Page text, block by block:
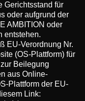
Gerichtsstand für
oder aufgrund der
AMBITION oder
entstehen.
EU-Verordnung Nr.
(OS-Plattform) für
Beilegung
aus Online-
Plattform der EU-
Link: